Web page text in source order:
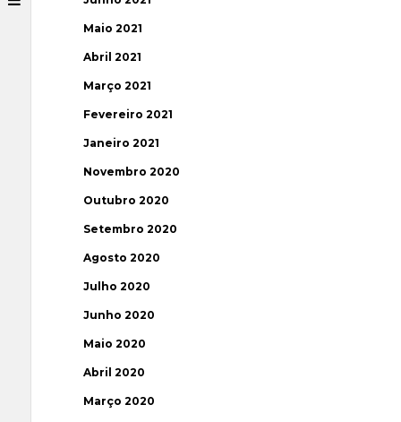
Maio 2021
Abril 2021
Março 2021
Fevereiro 2021
Janeiro 2021
Novembro 2020
Outubro 2020
Setembro 2020
Agosto 2020
Julho 2020
Junho 2020
Maio 2020
Abril 2020
Março 2020